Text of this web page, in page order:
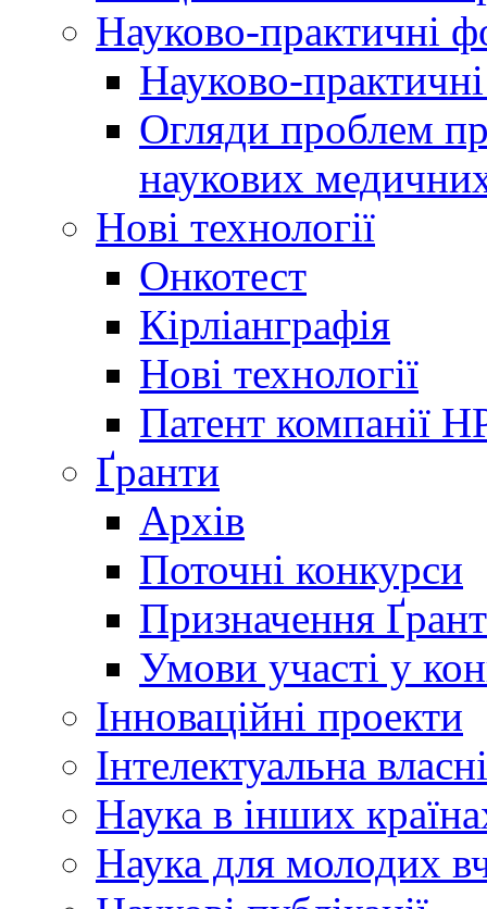
Науково-практичні
Науково-
Огляди проблем
наукових
Нові технології
Онкотест
Кірліанграфія
Нові технології
Патент компанії
Ґранти
Архів
Поточні конкурси
Призначення
Умови участі у
Інноваційні проекти
Інтелектуальна
Наука в інших
Наука для молодих